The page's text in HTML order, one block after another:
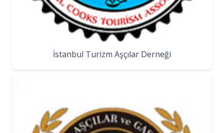
İstanbul Turizm Aşçılar Derneği